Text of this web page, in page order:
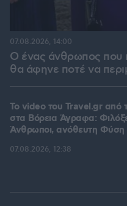
Ο ένας άνθρωπος που
θα άφηνε ποτέ να
07.08.2026, 14:00
To video του Travel.gr από
στα Βόρεια Άγραφα:
Άνθρωποι, ανόθευτη Φύση
07.08.2026, 12:38